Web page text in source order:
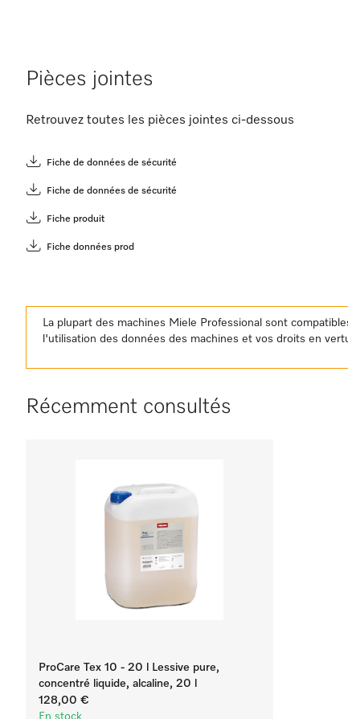
Pièces jointes
Retrouvez toutes les pièces jointes ci-dessous
Fiche de données de sécurité
Fiche de données de sécurité
Fiche produit
Fiche données prod
La plupart des machines Miele Professional sont
l'utilisation des données des machines et vos droits en
Récemment consultés
ProCare Tex 10 - 20 l Lessive pure,
concentré liquide, alcaline, 20 l
128,00 €
En stock